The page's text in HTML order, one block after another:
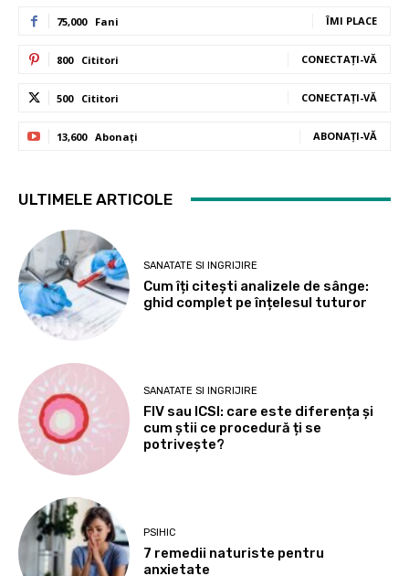
75,000 Fani ÎMI PLACE
800 Cititori CONECTAȚI-VĂ
500 Cititori CONECTAȚI-VĂ
13,600 Abonați ABONAȚI-VĂ
ULTIMELE ARTICOLE
SANATATE SI INGRIJIRE
Cum îți citești analizele de sânge:
ghid complet pe înțelesul tuturor
SANATATE SI INGRIJIRE
FIV sau ICSI: care este diferența și
cum știi ce procedură ți se
potrivește?
PSIHIC
7 remedii naturiste pentru
anxietate